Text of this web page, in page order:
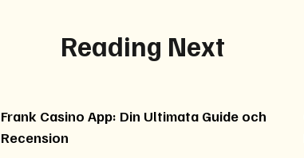
Reading Next
Frank Casino App: Din Ultimata Guide och
Recension